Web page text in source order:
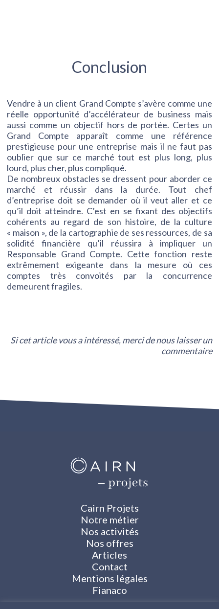
Conclusion
Vendre à un client Grand Compte s’avère comme une
réelle opportunité d’accélérateur de business mais
aussi comme un objectif hors de portée. Certes un
Grand Compte apparaît comme une référence
prestigieuse pour une entreprise mais il ne faut pas
oublier que sur ce marché tout est plus long, plus
lourd, plus cher, plus compliqué.
De nombreux obstacles se dressent pour aborder ce
marché et réussir dans la durée. Tout chef
d’entreprise doit se demander où il veut aller et ce
qu’il doit atteindre. C’est en se fixant des objectifs
cohérents au regard de son histoire, de la culture
« maison », de la cartographie de ses ressources, de sa
solidité financière qu’il réussira à impliquer un
Responsable Grand Compte. Cette fonction reste
extrêmement exigeante dans la mesure où ces
comptes très convoités par la concurrence
demeurent fragiles.
Si cet article vous a intéressé, merci de nous laisser un
commentaire
Cairn Projets
Notre métier
Nos activités
Nos offres
Articles
Contact
Mentions légales
Fianaco